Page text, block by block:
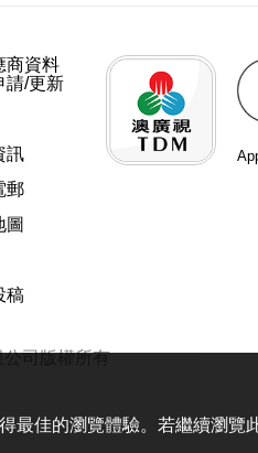
商資料
請/更新
訊
郵
圖
稿
司版權所有
最佳的瀏覽體驗。若繼續瀏